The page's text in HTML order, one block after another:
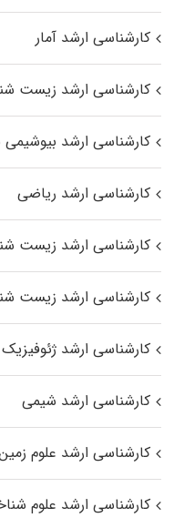
کارشناسی ارشد آمار
کارشناسی ارشد زیست
کارشناسی ارشد بیوشیمی
کارشناسی ارشد ریاضی
کارشناسی ارشد زیست‌
کارشناسی ارشد زیست‌
کارشناسی ارشد
کارشناسی ارشد شیمی
کارشناسی ارشد علوم
کارشناسی ارشد علوم